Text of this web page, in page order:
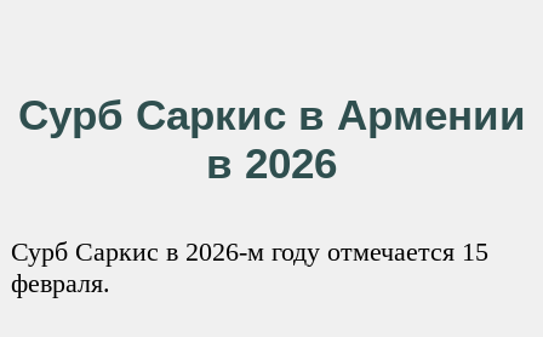
Сурб Саркис в Армении
в 2026
Сурб Саркис в 2026-м году отмечается 15
февраля.